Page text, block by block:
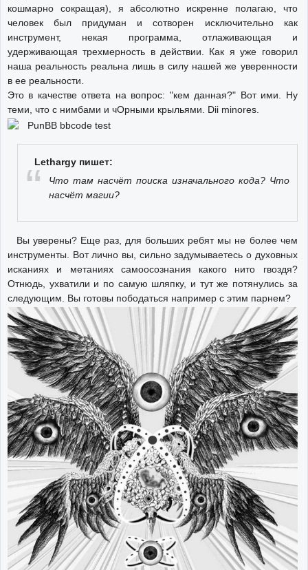
кошмарно сокращая), я абсолютно искренне полагаю, что
человек был придуман и сотворен исключительно как
инструмент, некая программа, отлаживающая и
удерживающая трехмерность в действии. Как я уже говорил
наша реальность реальна лишь в силу нашей же уверенности
в ее реальности.
Это в качестве ответа на вопрос: "кем данная?" Вот ими. Ну
теми, что с нимбами и чОрными крыльями. Dii minores.
Lethargy пишет:
Что там насчёт поиска изначального кода? Что
насчёт магии?
Вы уверены? Еще раз, для больших ребят мы не более чем
инструменты. Вот лично вы, сильно задумываетесь о духовных
исканиях и метаниях самоосознания какого нито гвоздя?
Отнюдь, ухватили и по самую шляпку, и тут же потянулись за
следующим. Вы готовы пободаться например с этим парнем?